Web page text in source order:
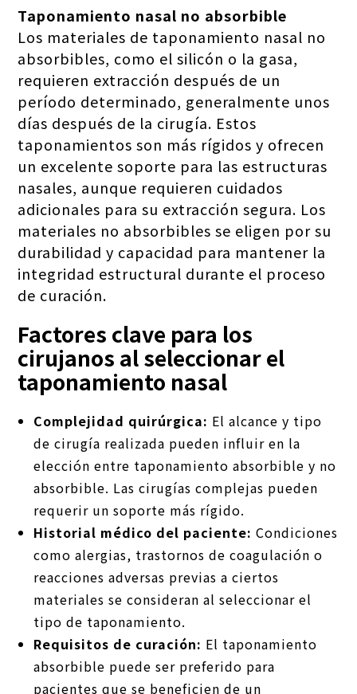
Taponamiento nasal no absorbible
Los materiales de taponamiento nasal no
absorbibles, como el silicón o la gasa,
requieren extracción después de un
período determinado, generalmente unos
días después de la cirugía. Estos
taponamientos son más rígidos y ofrecen
un excelente soporte para las estructuras
nasales, aunque requieren cuidados
adicionales para su extracción segura. Los
materiales no absorbibles se eligen por su
durabilidad y capacidad para mantener la
integridad estructural durante el proceso
de curación.
Factores clave para los
cirujanos al seleccionar el
taponamiento nasal
Complejidad quirúrgica: El alcance y tipo
de cirugía realizada pueden influir en la
elección entre taponamiento absorbible y no
absorbible. Las cirugías complejas pueden
requerir un soporte más rígido.
Historial médico del paciente: Condiciones
como alergias, trastornos de coagulación o
reacciones adversas previas a ciertos
materiales se consideran al seleccionar el
tipo de taponamiento.
Requisitos de curación: El taponamiento
absorbible puede ser preferido para
pacientes que se beneficien de un